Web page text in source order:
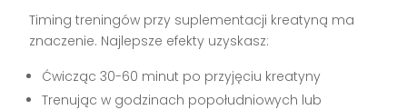
Timing treningów przy suplementacji kreatyną ma
znaczenie. Najlepsze efekty uzyskasz:
Ćwicząc 30-60 minut po przyjęciu kreatyny
Trenując w godzinach popołudniowych lub